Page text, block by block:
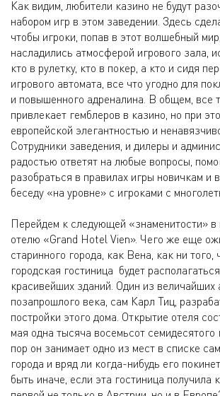
Как видим, любители казино не будут
набором игр в этом заведении. Здесь
чтобы игроки, попав в этот волшебный
насладились атмосферой игрового зала,
кто в рулетку, кто в покер, а кто и сидя
игрового автомата, все что угодно для
и повышенного адреналина. В общем, все
привлекает гемблеров в казино, но при
европейской элегантностью и
Сотрудники заведения, и дилеры и
радостью ответят на любые вопросы,
разобраться в правилах игры новичкам и
беседу «на уровне» с игроками с
Перейдем к следующей «знаменитости»
отелю «Grand Hotel Vien». Чего же еще
старинного города, как Вена, как ни того,
городская гостиница будет
красивейших зданий. Один из величайших
позапрошлого века, сам Карл Тиц,
постройки этого дома. Открытие отеля
мая одна тысяча восемьсот семидесятого
пор он занимает одно из мест в списке
города и вряд ли когда-нибудь его
быть иначе, если эта гостиница получила